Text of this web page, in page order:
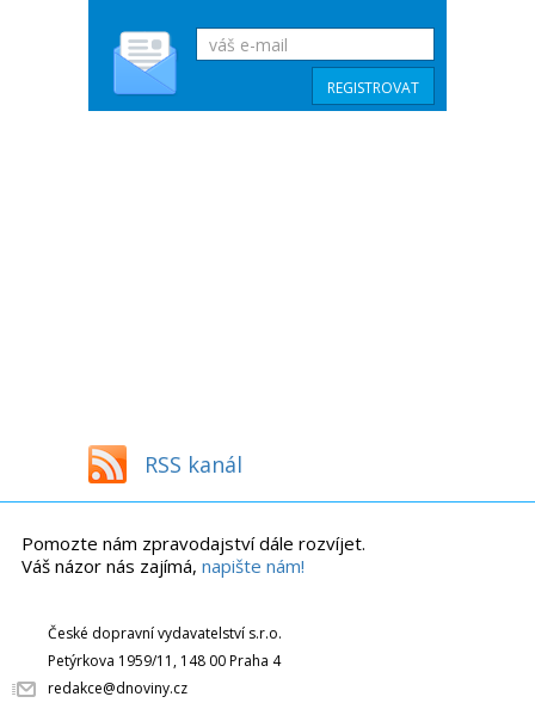
RSS kanál
Pomozte nám zpravodajství dále rozvíjet.
Váš názor nás zajímá, napište nám!
České dopravní vydavatelství s.r.o.
Petýrkova 1959/11, 148 00 Praha 4
redakce@dnoviny.cz